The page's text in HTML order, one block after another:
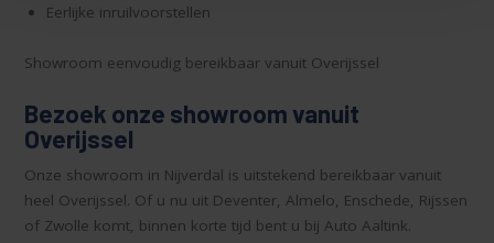
Eerlijke inruilvoorstellen
Showroom eenvoudig bereikbaar vanuit Overijssel
Bezoek onze showroom vanuit
Overijssel
Onze showroom in Nijverdal is uitstekend bereikbaar vanuit
heel Overijssel. Of u nu uit Deventer, Almelo, Enschede, Rijssen
of Zwolle komt, binnen korte tijd bent u bij Auto Aaltink.